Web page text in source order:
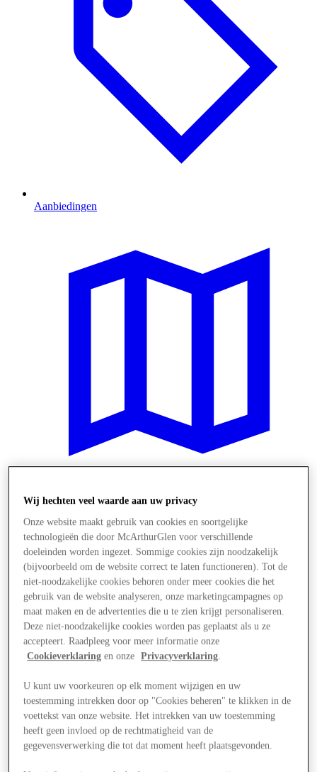
Aanbiedingen
Plan je bezoek
Wij hechten veel waarde aan uw privacy
Onze website maakt gebruik van cookies en soortgelijke
technologieën die door McArthurGlen voor verschillende
doeleinden worden ingezet. Sommige cookies zijn noodzakelijk
(bijvoorbeeld om de website correct te laten functioneren). Tot de
niet-noodzakelijke cookies behoren onder meer cookies die het
gebruik van de website analyseren, onze marketingcampagnes op
maat maken en de advertenties die u te zien krijgt personaliseren.
Deze niet-noodzakelijke cookies worden pas geplaatst als u ze
accepteert. Raadpleeg voor meer informatie onze
Cookieverklaring en onze Privacyverklaring.
U kunt uw voorkeuren op elk moment wijzigen en uw
toestemming intrekken door op "Cookies beheren" te klikken in de
voettekst van onze website. Het intrekken van uw toestemming
heeft geen invloed op de rechtmatigheid van de
gegevensverwerking die tot dat moment heeft plaatsgevonden.